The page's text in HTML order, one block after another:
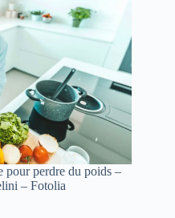
pour perdre du poids –
– Fotolia